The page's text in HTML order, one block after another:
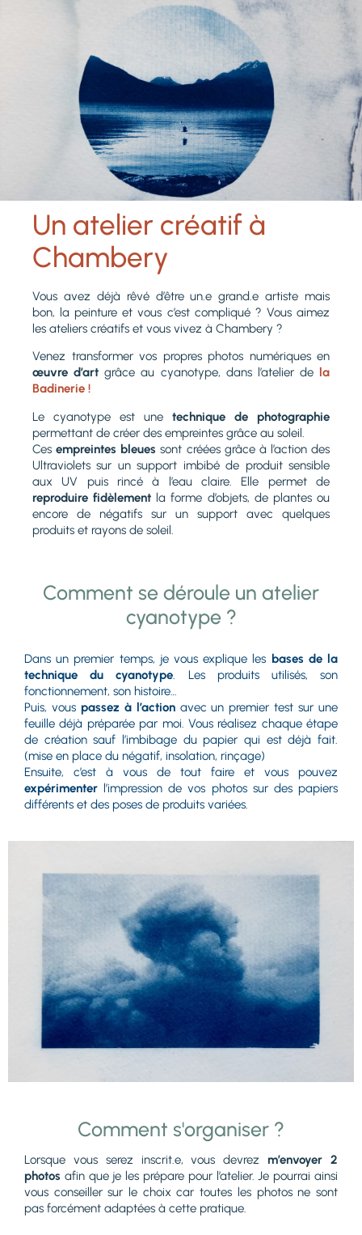
Un atelier créatif à
Chambery
Vous avez déjà rêvé d’être un.e grand.e artiste mais
bon, la peinture et vous c’est compliqué ? Vous aimez
les ateliers créatifs et vous vivez à Chambery ?
Venez transformer vos propres photos numériques en
œuvre d’art grâce au cyanotype, dans l’atelier de
la
Badinerie !
Le cyanotype est une technique de photographie
permettant de créer des empreintes grâce au soleil.
Cesempreintes bleues sont créées grâce à l’action des
Ultraviolets sur un support imbibé de produit sensible
aux UV puis rincé à l’eau claire. Elle permet de
reproduire fidèlement la forme d’objets, de plantes ou
encore de négatifs sur un support avec quelques
produits et rayons de soleil.
Comment se déroule un atelier
cyanotype ?
Dans un premier temps, je vous explique les bases de la
technique du cyanotype. Les produits utilisés, son
fonctionnement, son histoire…
Puis, vous passez à l’actionavec un premier test sur une
feuille déjà préparée par moi. Vous réalisez chaque étape
de création sauf l’imbibage du papier qui est déjà fait.
(mise en place du négatif, insolation, rinçage)
Ensuite, c’est à vous de tout faire et vous pouvez
expérimenter l’impression de vos photos sur des papiers
différents et des poses de produits variées.
Comment s'organiser ?
Lorsque vous serez inscrit.e, vous devrez m’envoyer 2
photos afin que je les prépare pour l’atelier. Je pourrai ainsi
vous conseiller sur le choix car toutes les photos ne sont
pas forcément adaptées à cette pratique.